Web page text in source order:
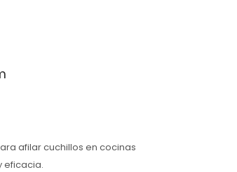
afilar cuchillos en cocinas
eficacia.